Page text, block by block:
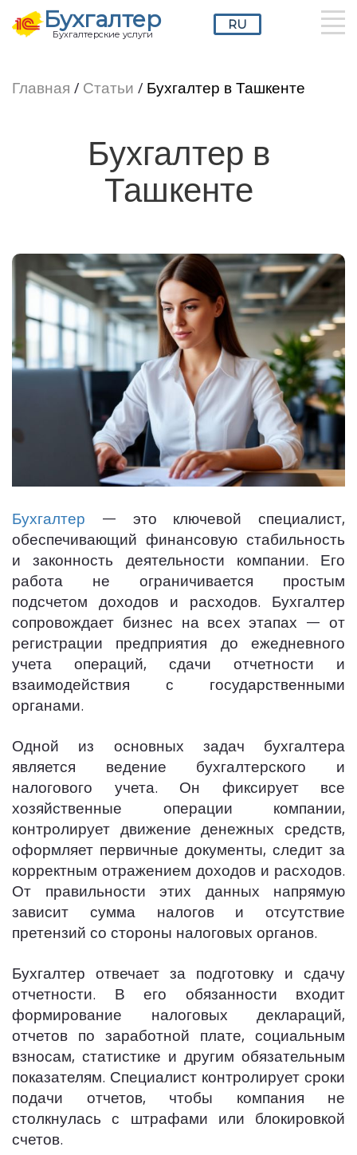
Бухгалтер
Бухгалтерские услуги
RU
EN
Главная / Статьи / Бухгалтер в Ташкенте
Бухгалтер в
Ташкенте
Бухгалтер — это ключевой специалист,
обеспечивающий финансовую стабильность
и законность деятельности компании. Его
работа не ограничивается простым
подсчетом доходов и расходов. Бухгалтер
сопровождает бизнес на всех этапах — от
регистрации предприятия до ежедневного
учета операций, сдачи отчетности и
взаимодействия с государственными
органами.
Одной из основных задач бухгалтера
является ведение бухгалтерского и
налогового учета. Он фиксирует все
хозяйственные операции компании,
контролирует движение денежных средств,
оформляет первичные документы, следит за
корректным отражением доходов и расходов.
От правильности этих данных напрямую
зависит сумма налогов и отсутствие
претензий со стороны налоговых органов.
Бухгалтер отвечает за подготовку и сдачу
отчетности. В его обязанности входит
формирование налоговых деклараций,
отчетов по заработной плате, социальным
взносам, статистике и другим обязательным
показателям. Специалист контролирует сроки
подачи отчетов, чтобы компания не
столкнулась с штрафами или блокировкой
счетов.